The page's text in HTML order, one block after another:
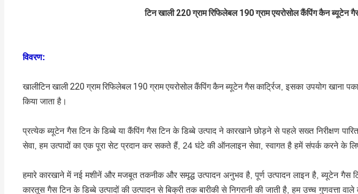
टिन खाली 220 ग्राम रिफिलेबल 190 ग्राम एयरोसोल कैंपिंग कैन ब्यूटेन
विवरण:
खालीटिन खाली 220 ग्राम रिफिलेबल 190 ग्राम एयरोसोल कैंपिंग कैन ब्यूटेन गैस कार्ट्रिज, इसका उपयोग खाना
किया जाता है।
प्रत्येक ब्यूटेन गैस टिन के डिब्बे या कैंपिंग गैस टिन के डिब्बे उत्पाद ने कारखाने छोड़ने से पहले सख्त निरीक्षण पारित
सेवा, हम उत्पादों का एक पूरा सेट प्रदान कर सकते हैं, 24 घंटे की ऑनलाइन सेवा, स्वागत है हमें संपर्क करने के
हमारे कारखाने में नई मशीनें और मजबूत तकनीक और समृद्ध उत्पादन अनुभव है, पूर्ण उत्पादन लाइन है, ब्यूटेन गैस
कारतूस गैस टिन के डिब्बे उत्पादों की उत्पादन से बिक्री तक बारीकी से निगरानी की जाती है, हम उच्च गुणवत्ता